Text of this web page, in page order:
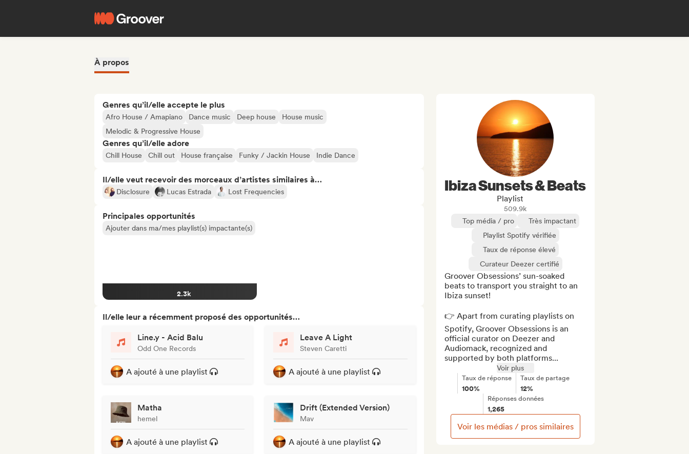
À propos
Genres qu’il/elle accepte le plus
Afro House / Amapiano Dance music Deep house
House music
Melodic & Progressive House
Genres qu’il/elle adore
Chill House Chill out House française Funky / Jackin House Indie Dance
Il/elle veut recevoir des morceaux d’artistes similaires à…
Disclosure Lucas Estrada Lost Frequencies
Principales opportunités
Ajouter dans ma/mes playlist(s) impactante(s)
2.3k
Il/elle leur a récemment proposé des opportunités…
Line.y - Acid Balu
Odd One Records
A ajouté à une playlist
Leave A Light
Steven Caretti
A ajouté à une playlist
Matha
hemel
A ajouté à une playlist
Drift (Extended Version)
Mav
A ajouté à une playlist
Ibiza Sunsets & Beats
Playlist
509.9k
Top média / pro
Très impactant
Playlist Spotify vérifiée
Taux de réponse élevé
Curateur Deezer certifié
Groover Obsessions’ sun-soaked
beats to transport you straight to an
Ibiza sunset!
👉 Apart from curating playlists on
Spotify, Groover Obsessions is an
official curator on Deezer and
Audiomack, recognized and
supported by both platforms...
Voir plus
Taux de réponse
100%
Taux de partage
12%
Réponses données
1,265
Voir les médias / pros similaires